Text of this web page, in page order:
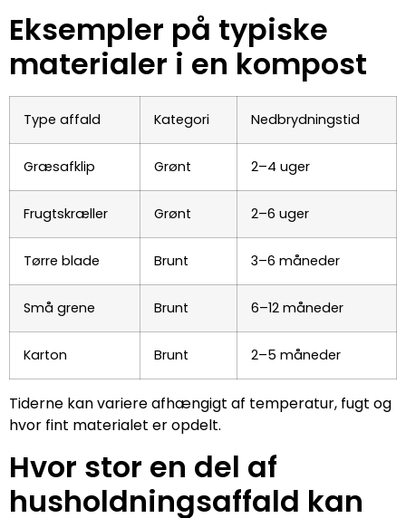
Eksempler på typiske
materialer i en kompost
Type affald Kategori Nedbrydningstid
Græsafklip Grønt 2–4 uger
Frugtskræller Grønt 2–6 uger
Tørre blade Brunt 3–6 måneder
Små grene Brunt 6–12 måneder
Karton Brunt 2–5 måneder
Tiderne kan variere afhængigt af temperatur, fugt og
hvor fint materialet er opdelt.
Hvor stor en del af
husholdningsaffald kan